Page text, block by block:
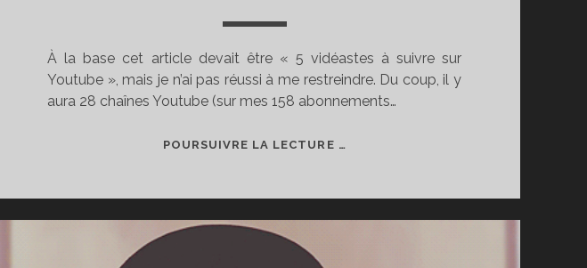
À la base cet article devait être « 5 vidéastes à suivre sur
Youtube », mais je n’ai pas réussi à me restreindre. Du coup, il y
aura 28 chaînes Youtube (sur mes 158 abonnements…
POURSUIVRE LA LECTURE …